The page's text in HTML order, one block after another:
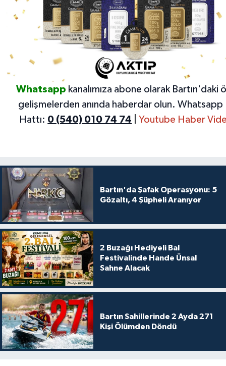
Whatsapp kanalımıza abone olarak Bartın'daki
gelişmelerden anında haberdar olun. Whatsapp
Hattı: 0 (540) 010 74 74 Youtube Haber
Bartın'da Şafak Operasyonu: 5
Gözaltı, 4 Şüpheli Aranıyor
2 Buzağı Hediyeli Bal
Festivalinde Hande Ünsal
Sahne Alacak
Bartın Sahillerinde 2 Ayda 271
Kişi Ölümden Döndü